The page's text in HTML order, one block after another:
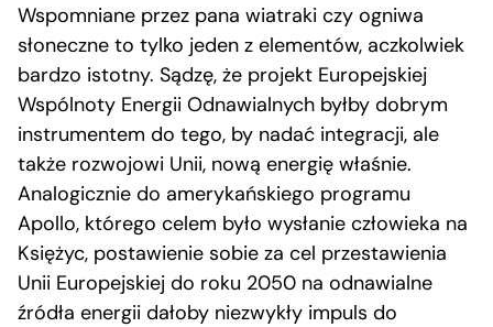
Wspomniane przez pana wiatraki czy ogniwa
słoneczne to tylko jeden z elementów, aczkolwiek
bardzo istotny. Sądzę, że projekt Europejskiej
Wspólnoty Energii Odnawialnych byłby dobrym
instrumentem do tego, by nadać integracji, ale
także rozwojowi Unii, nową energię właśnie.
Analogicznie do amerykańskiego programu
Apollo, którego celem było wysłanie człowieka na
Księżyc, postawienie sobie za cel przestawienia
Unii Europejskiej do roku 2050 na odnawialne
źródła energii dałoby niezwykły impuls do